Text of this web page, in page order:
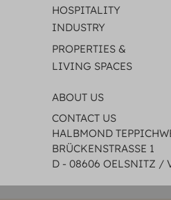
HOSPITALITY
INDUSTRY
PROPERTIES &
LIVING SPACES
ABOUT US
CONTACT US
HALBMOND
BRÜCKENSTRASSE 1
D - 08606 OELSNITZ /